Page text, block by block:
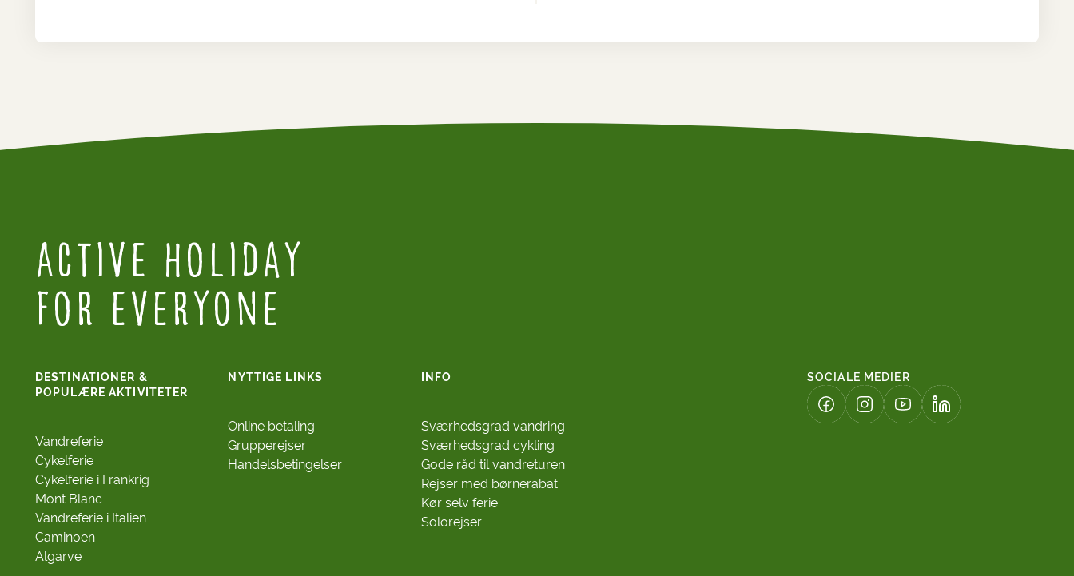
Active Holiday
for everyone
SOCIALE MEDIER
(LINK ÅBNER I NY FANE)
(LINK ÅBNER I NY FANE)
(LINK ÅBNER I NY FANE)
(LINK ÅBNER I NY
DESTINATIONER &
POPULÆRE AKTIVITETER
Vandreferie
Cykelferie
Cykelferie i Frankrig
Mont Blanc
Vandreferie i Italien
Caminoen
Algarve
NYTTIGE LINKS
Online betaling
Grupperejser
Handelsbetingelser
INFO
Sværhedsgrad vandring
Sværhedsgrad cykling
Gode råd til vandreturen
Rejser med børnerabat
Kør selv ferie
Solorejser